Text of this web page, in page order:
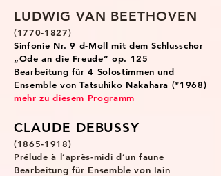
LUDWIG VAN BEETHOVEN
(1770-1827)
Sinfonie Nr. 9 d-Moll mit dem Schlusschor
„Ode an die Freude“ op. 125
Bearbeitung für 4 Solostimmen und
Ensemble von Tatsuhiko Nakahara (*1968)
mehr zu diesem Programm
CLAUDE DEBUSSY
(1865-1918)
Prélude à l’après-midi d’un faune
Bearbeitung für Ensemble von Iain